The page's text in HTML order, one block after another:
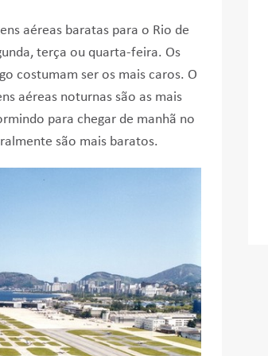
aéreas baratas para o Rio de
terça ou quarta-feira. Os
costumam ser os mais caros. O
aéreas noturnas são as mais
para chegar de manhã no
são mais baratos.